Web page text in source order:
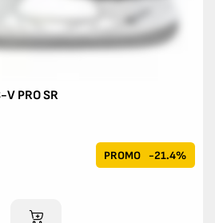
V PRO SR
PROMO -21.4%
AJOUTER AU PANIER